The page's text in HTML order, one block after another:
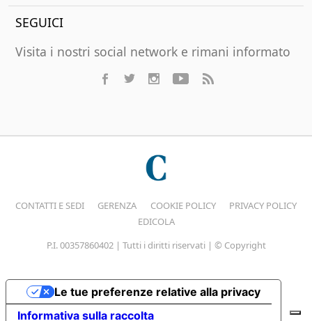
SEGUICI
Visita i nostri social network e rimani informato
CONTATTI E SEDI GERENZA COOKIE POLICY
PRIVACY POLICY
EDICOLA
P.I. 00357860402 | Tutti i diritti riservati | © Copyright
Informativa sulla raccolta
Le tue preferenze relative alla privacy